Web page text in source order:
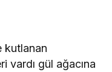
kutlanan
vardı gül ağacına